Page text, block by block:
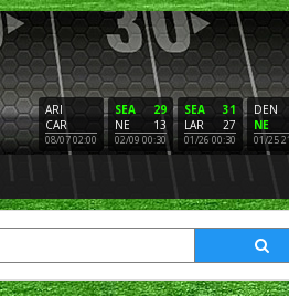
ARI
CAR
08/07 02:00
29
SEA
13
NE
02/09 00:30
31
SEA
27
LAR
01/26 00:30
DEN
NE
01/25